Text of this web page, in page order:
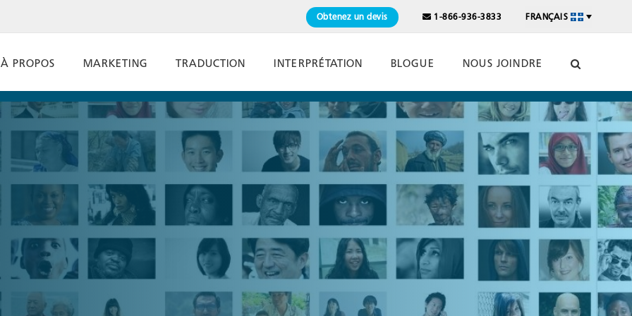
Obtenez un devis 1-866-936-3833 FRANÇAIS
À PROPOS MARKETING TRADUCTION INTERPRÉTATION BLOGUE NOUS JOINDRE